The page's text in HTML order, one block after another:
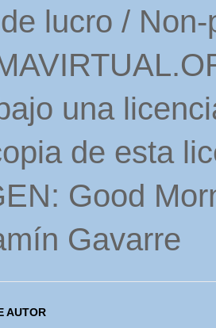
lucro /
una
de esta
Good
Gavarre
AUTOR